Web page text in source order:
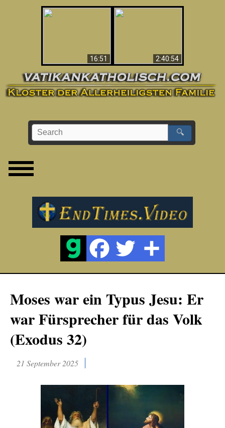
16:51
2:40:54
🔍
Moses war ein Typus Jesu: Er
war Fürsprecher für das Volk
(Exodus 32)
21 September 2025